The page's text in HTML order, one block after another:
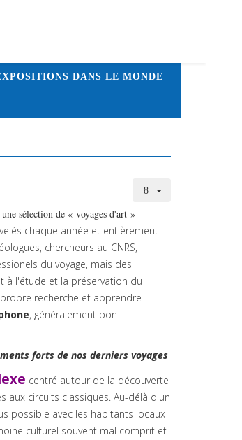
DANS LE MONDE
sélection de « voyages d'art »
chaque année et entièrement
chercheurs au CNRS,
du voyage, mais des
à l'étude et la préservation du
recherche et apprendre
, généralement bon
forts de nos derniers voyages
centré autour de la découverte
aux circuits classiques. Au-délà d'un
possible avec les habitants locaux
culturel souvent mal comprit et